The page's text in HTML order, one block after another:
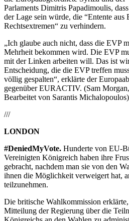
Parlaments Dimitris Papadimoulis,
der Lage sein würde, die “Entente aus
Rechtsextremen“ zu verhindern.
„Ich glaube auch nicht, dass die EVP
Mehrheit bekommen wird. Die EVP
mit der Linken arbeiten will. Das ist
Entscheidung, die die EVP treffen
völlig gespalten“, erklärte der
gegenüber EURACTIV. (Sam
Bearbeitet von Sarantis Michalopoulos)
///
LONDON
#DeniedMyVote. Hunderte von EU-
Vereinigten Königreich haben ihre
gebracht, nachdem man sie von den
ihnen die Möglichkeit verweigert hat,
teilzunehmen.
Die britische Wahlkommission
Mitteilung der Regierung über die